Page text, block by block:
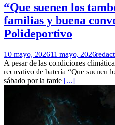
“Que suenen los
familias y buena
Polideportivo
10 mayo, 202611 mayo, 2026
A pesar de las condiciones
recreativo de batería “Que suenen
sábado por la tarde [...]